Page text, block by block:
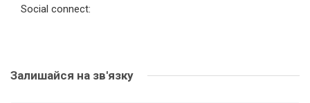
Social connect:
Залишайся на зв'язку